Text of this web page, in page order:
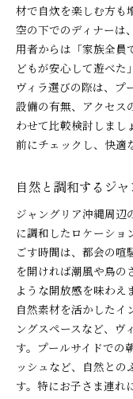
材で自炊を楽しむ方も
空の下でのディナーは
用者からは「家族全員
どもが安心して遊べた
ヴィラ選びの際は、プ
設備の有無、アクセス
わせて比較検討しまし
前にチェックし、快適
自然と調和するジ
ジャングリア沖縄周辺
に調和したロケーショ
ごす時間は、都会の喧
を開ければ潮風や鳥の
ような開放感を味わえ
自然素材を活かしたイ
ングスペースなど、ヴ
す。プールサイドでの
ッシュなど、自然と
す。特にお子さま連れ